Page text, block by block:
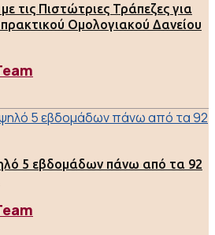
τις Πιστώτριες Τράπεζες για
Ομολογιακού Δανείου
5 εβδομάδων πάνω από τα 92